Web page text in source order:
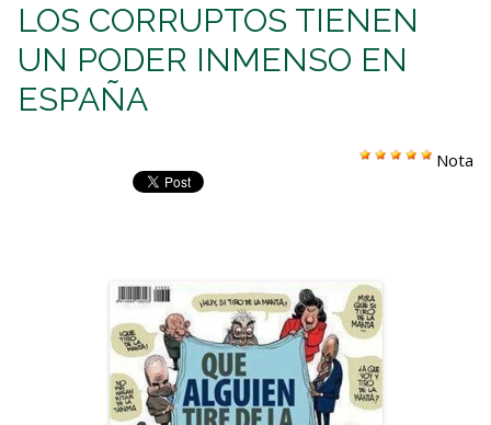
LOS CORRUPTOS TIENEN
UN PODER INMENSO EN
ESPAÑA
Nota